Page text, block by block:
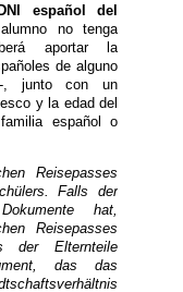
español del
no tenga
aportar la
de alguno
, junto con un
y la edad del
español o
Reisepasses
Falls der
hat,
Reisepasses
der Elternteile
das das